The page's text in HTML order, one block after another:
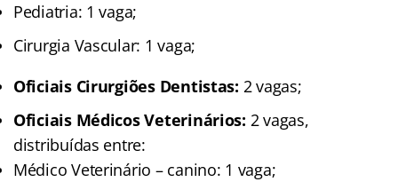
Pediatria: 1 vaga;
Cirurgia Vascular: 1 vaga;
Oficiais Cirurgiões Dentistas: 2 vagas;
Oficiais Médicos Veterinários: 2 vagas,
distribuídas entre:
Médico Veterinário – canino: 1 vaga;